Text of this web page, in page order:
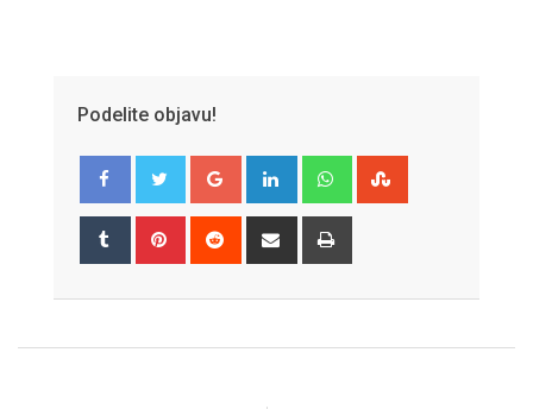
Podelite objavu!
Google+ LinkedIn Whatsapp
Tumblr Pinterest Reddit
Share